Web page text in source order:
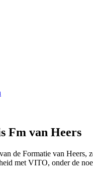
Fm van Heers
de Formatie van
met VITO, onder de